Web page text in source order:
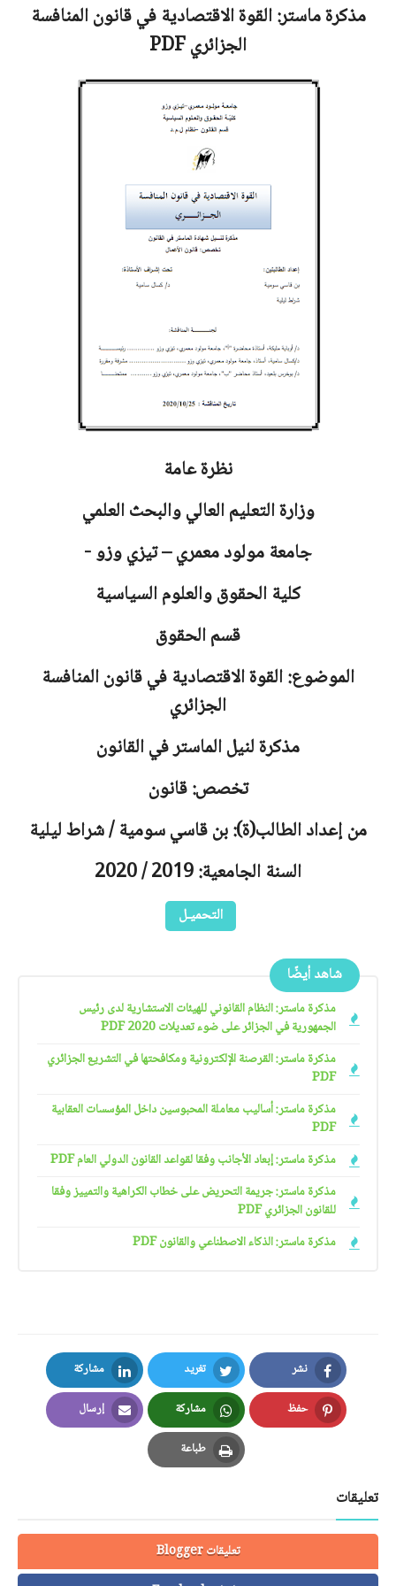
مذكرة ماستر:القوة الاقتصادية في قانون المنافسة
الجزائريPDF
نظرة عامة
وزارة التعليم العالي والبحث العلمي
جامعةمولود معمري – تيزي وزو -
كلية الحقوق والعلوم السياسية
قسم الحقوق
الموضوع: القوة الاقتصادية في قانون المنافسة
الجزائري
مذكرة لنيل الماستر في القانون
تخصص: قانون
من إعداد الطالب(ة): بن قاسي سومية / شراط ليلية
السنة الجامعية: 2019 / 2020
التحميـل
شاهد أيضًا
مذكرة ماستر: النظام القانوني للهيئات الاستشارية لدى رئيس
الجمهورية في الجزائر على ضوء تعديلات 2020 PDF
مذكرة ماستر: القرصنة الإلكترونية ومكافحتها في التشريع الجزائري
PDF
مذكرة ماستر: أساليب معاملة المحبوسين داخل المؤسسات العقابية
PDF
مذكرة ماستر: إبعاد الأجانب وفقا لقواعد القانون الدولي العام PDF
مذكرة ماستر: جريمة التحريض على خطاب الكراهية والتمييز وفقا
للقانون الجزائري PDF
مذكرة ماستر: الذكاء الاصطناعي والقانون PDF
نشر
Facebook
تغريد
Twitter
مشاركة
LinkedIn
حفظ
Pinterest
مشاركة
Whatsapp
إرسال
Email
طباعة
Print
تعليقات
تعليقات Blogger